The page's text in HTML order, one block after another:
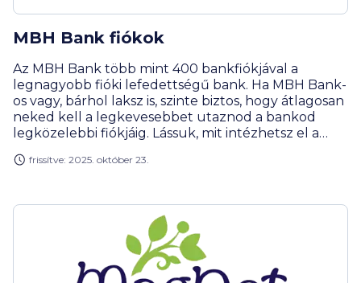
MBH Bank fiókok
Az MBH Bank több mint 400 bankfiókjával a
legnagyobb fióki lefedettségű bank. Ha MBH Bank-
os vagy, bárhol laksz is, szinte biztos, hogy átlagosan
neked kell a legkevesebbet utaznod a bankod
legközelebbi fiókjáig. Lássuk, mit intézhetsz el a
MBH Banknál!
frissítve: 2025. október 23.